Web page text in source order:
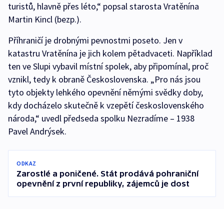
turistů, hlavně přes léto,“ popsal starosta Vratěnína
Martin Kincl (bezp.).
Příhraničí je drobnými pevnostmi poseto. Jen v
katastru Vratěnína je jich kolem pětadvaceti. Například
ten ve Slupi vybavil místní spolek, aby připomínal, proč
vznikl, tedy k obraně Československa. „Pro nás jsou
tyto objekty lehkého opevnění němými svědky doby,
kdy docházelo skutečně k vzepětí československého
národa,“ uvedl předseda spolku Nezradíme – 1938
Pavel Andrýsek.
ODKAZ
Zarostlé a poničené. Stát prodává pohraniční
opevnění z první republiky, zájemců je dost